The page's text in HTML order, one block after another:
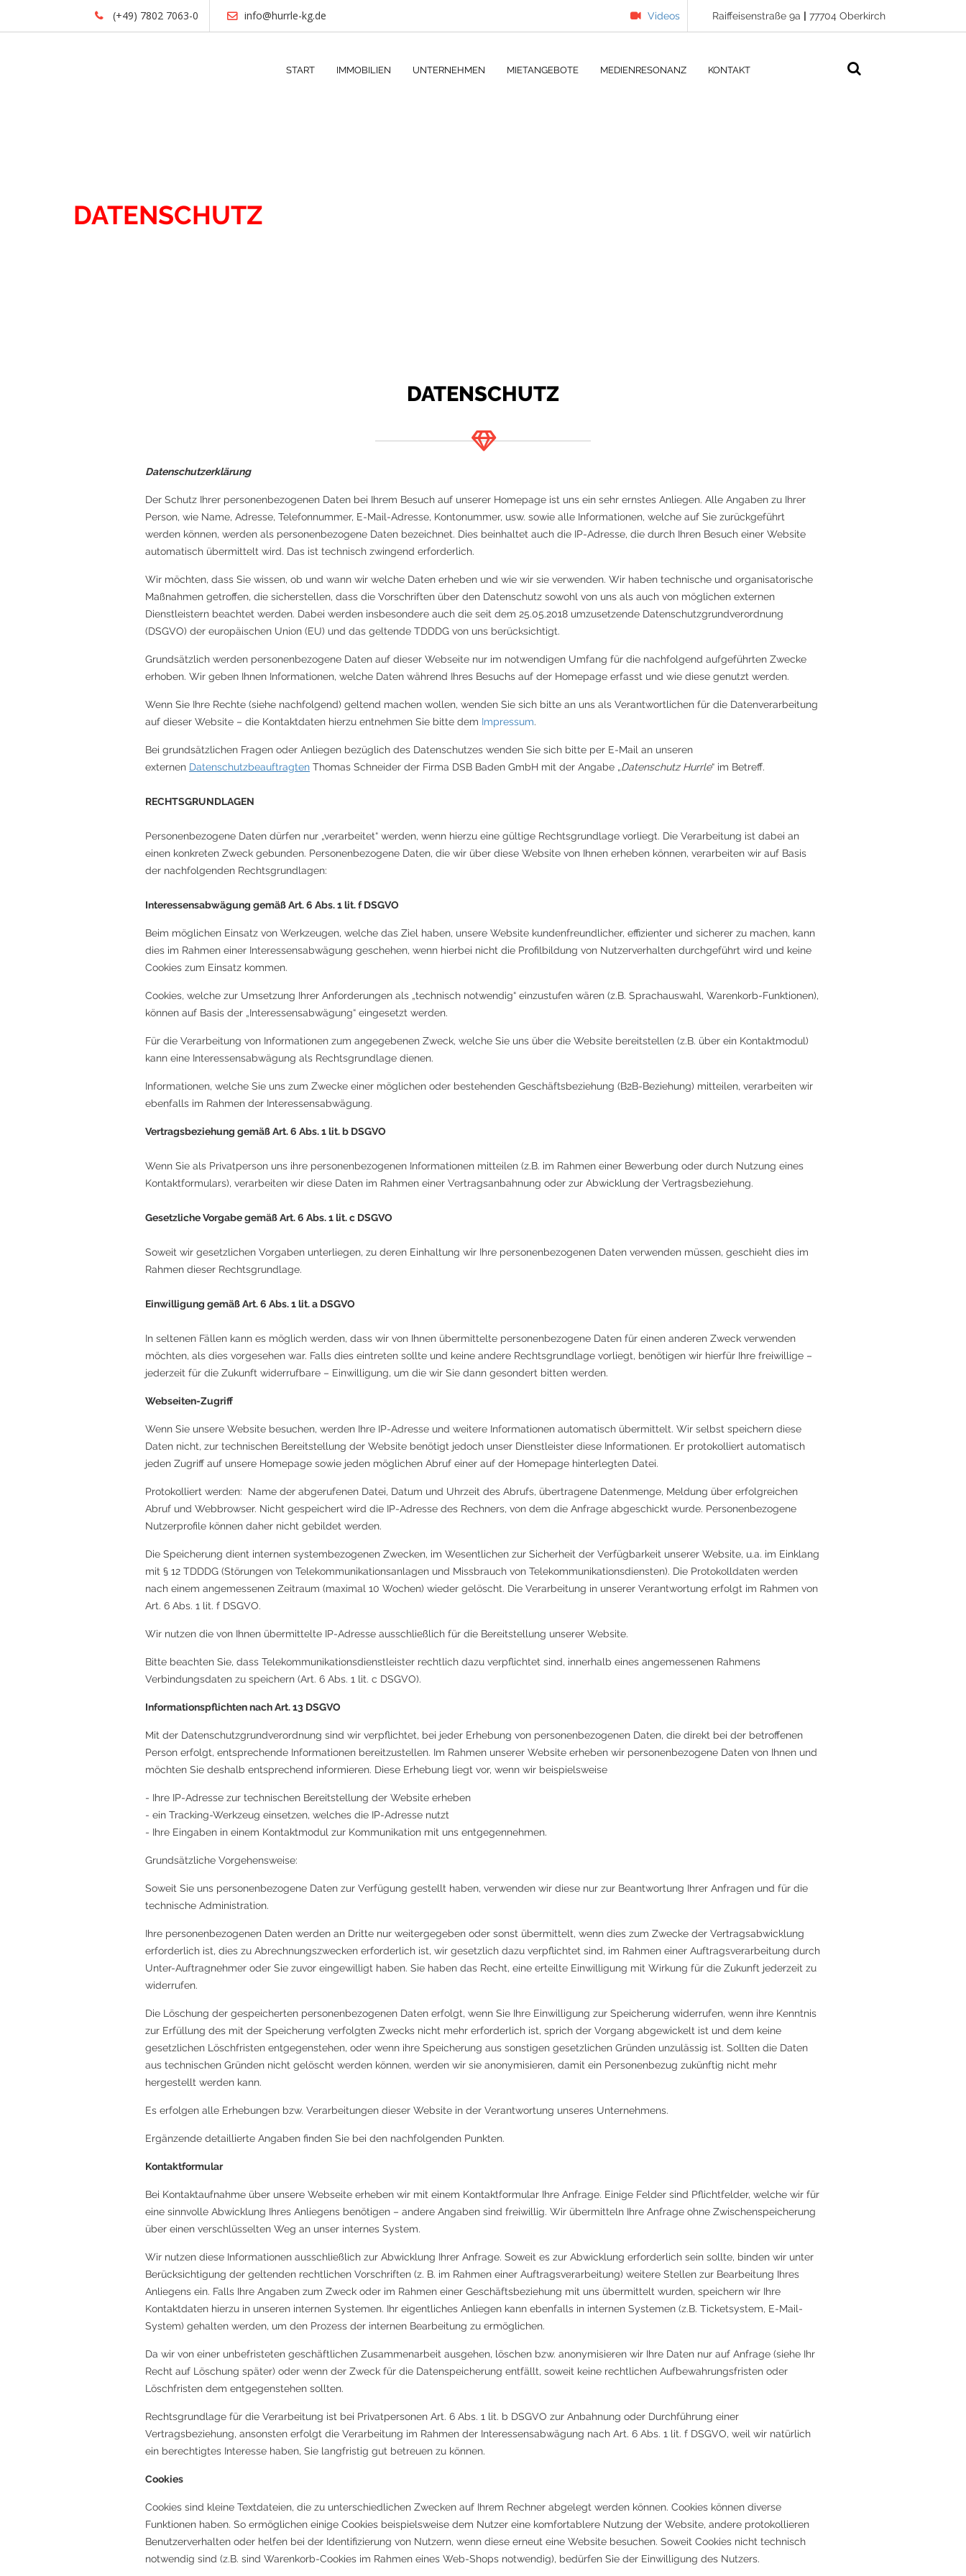
(+49) 7802 7063-0 info@hurrle-kg.de Videos Raiffeisenstraße 9a | 77704 Oberkirch
START IMMOBILIEN UNTERNEHMEN MIETANGEBOTE MEDIENRESONANZ KONTAKT
DATENSCHUTZ
DATENSCHUTZ
Datenschutzerklärung
Der Schutz Ihrer personenbezogenen Daten bei Ihrem Besuch auf unserer Homepage ist uns ein sehr ernstes Anliegen. Alle Angaben zu Ihrer
Person, wie Name, Adresse, Telefonnummer, E-Mail-Adresse, Kontonummer, usw. sowie alle Informationen, welche auf Sie zurückgeführt
werden können, werden als personenbezogene Daten bezeichnet. Dies beinhaltet auch die IP-Adresse, die durch Ihren Besuch einer Website
automatisch übermittelt wird. Das ist technisch zwingend erforderlich.
Wir möchten, dass Sie wissen, ob und wann wir welche Daten erheben und wie wir sie verwenden. Wir haben technische und organisatorische
Maßnahmen getroffen, die sicherstellen, dass die Vorschriften über den Datenschutz sowohl von uns als auch von möglichen externen
Dienstleistern beachtet werden. Dabei werden insbesondere auch die seit dem 25.05.2018 umzusetzende Datenschutzgrundverordnung
(DSGVO) der europäischen Union (EU) und das geltende TDDDG von uns berücksichtigt.
Grundsätzlich werden personenbezogene Daten auf dieser Webseite nur im notwendigen Umfang für die nachfolgend aufgeführten Zwecke
erhoben. Wir geben Ihnen Informationen, welche Daten während Ihres Besuchs auf der Homepage erfasst und wie diese genutzt werden.
Wenn Sie Ihre Rechte (siehe nachfolgend) geltend machen wollen, wenden Sie sich bitte an uns als Verantwortlichen für die Datenverarbeitung
auf dieser Website – die Kontaktdaten hierzu entnehmen Sie bitte dem Impressum.
Bei grundsätzlichen Fragen oder Anliegen bezüglich des Datenschutzes wenden Sie sich bitte per E-Mail an unseren
externen Datenschutzbeauftragten Thomas Schneider der Firma DSB Baden GmbH mit der Angabe „Datenschutz Hurrle“ im Betreff.
RECHTSGRUNDLAGEN
Personenbezogene Daten dürfen nur „verarbeitet“ werden, wenn hierzu eine gültige Rechtsgrundlage vorliegt. Die Verarbeitung ist dabei an
einen konkreten Zweck gebunden. Personenbezogene Daten, die wir über diese Website von Ihnen erheben können, verarbeiten wir auf Basis
der nachfolgenden Rechtsgrundlagen:
Interessensabwägung gemäß Art. 6 Abs. 1 lit. f DSGVO
Beim möglichen Einsatz von Werkzeugen, welche das Ziel haben, unsere Website kundenfreundlicher, effizienter und sicherer zu machen, kann
dies im Rahmen einer Interessensabwägung geschehen, wenn hierbei nicht die Profilbildung von Nutzerverhalten durchgeführt wird und keine
Cookies zum Einsatz kommen.
Cookies, welche zur Umsetzung Ihrer Anforderungen als „technisch notwendig“ einzustufen wären (z.B. Sprachauswahl, Warenkorb-Funktionen),
können auf Basis der „Interessensabwägung“ eingesetzt werden.
Für die Verarbeitung von Informationen zum angegebenen Zweck, welche Sie uns über die Website bereitstellen (z.B. über ein Kontaktmodul)
kann eine Interessensabwägung als Rechtsgrundlage dienen.
Informationen, welche Sie uns zum Zwecke einer möglichen oder bestehenden Geschäftsbeziehung (B2B-Beziehung) mitteilen, verarbeiten wir
ebenfalls im Rahmen der Interessensabwägung.
Vertragsbeziehung gemäß Art. 6 Abs. 1 lit. b DSGVO​
Wenn Sie als Privatperson uns ihre personenbezogenen Informationen mitteilen (z.B. im Rahmen einer Bewerbung oder durch Nutzung eines
Kontaktformulars), verarbeiten wir diese Daten im Rahmen einer Vertragsanbahnung oder zur Abwicklung der Vertragsbeziehung.
Gesetzliche Vorgabe gemäß Art. 6 Abs. 1 lit. c DSGVO​
Soweit wir gesetzlichen Vorgaben unterliegen, zu deren Einhaltung wir Ihre personenbezogenen Daten verwenden müssen, geschieht dies im
Rahmen dieser Rechtsgrundlage.
Einwilligung gemäß Art. 6 Abs. 1 lit. a DSGVO​
In seltenen Fällen kann es möglich werden, dass wir von Ihnen übermittelte personenbezogene Daten für einen anderen Zweck verwenden
möchten, als dies vorgesehen war. Falls dies eintreten sollte und keine andere Rechtsgrundlage vorliegt, benötigen wir hierfür Ihre freiwillige –
jederzeit für die Zukunft widerrufbare – Einwilligung, um die wir Sie dann gesondert bitten werden.
Webseiten-Zugriff
Wenn Sie unsere Website besuchen, werden Ihre IP-Adresse und weitere Informationen automatisch übermittelt. Wir selbst speichern diese
Daten nicht, zur technischen Bereitstellung der Website benötigt jedoch unser Dienstleister diese Informationen. Er protokolliert automatisch
jeden Zugriff auf unsere Homepage sowie jeden möglichen Abruf einer auf der Homepage hinterlegten Datei.
Protokolliert werden: Name der abgerufenen Datei, Datum und Uhrzeit des Abrufs, übertragene Datenmenge, Meldung über erfolgreichen
Abruf und Webbrowser. Nicht gespeichert wird die IP-Adresse des Rechners, von dem die Anfrage abgeschickt wurde. Personenbezogene
Nutzerprofile können daher nicht gebildet werden.
Die Speicherung dient internen systembezogenen Zwecken, im Wesentlichen zur Sicherheit der Verfügbarkeit unserer Website, u.a. im Einklang
mit § 12 TDDDG (Störungen von Telekommunikationsanlagen und Missbrauch von Telekommunikationsdiensten). Die Protokolldaten werden
nach einem angemessenen Zeitraum (maximal 10 Wochen) wieder gelöscht. Die Verarbeitung in unserer Verantwortung erfolgt im Rahmen von
Art. 6 Abs. 1 lit. f DSGVO.
Wir nutzen die von Ihnen übermittelte IP-Adresse ausschließlich für die Bereitstellung unserer Website.
Bitte beachten Sie, dass Telekommunikationsdienstleister rechtlich dazu verpflichtet sind, innerhalb eines angemessenen Rahmens
Verbindungsdaten zu speichern (Art. 6 Abs. 1 lit. c DSGVO).
Informationspflichten nach Art. 13 DSGVO
Mit der Datenschutzgrundverordnung sind wir verpflichtet, bei jeder Erhebung von personenbezogenen Daten, die direkt bei der betroffenen
Person erfolgt, entsprechende Informationen bereitzustellen. Im Rahmen unserer Website erheben wir personenbezogene Daten von Ihnen und
möchten Sie deshalb entsprechend informieren. Diese Erhebung liegt vor, wenn wir beispielsweise
- Ihre IP-Adresse zur technischen Bereitstellung der Website erheben
- ein Tracking-Werkzeug einsetzen, welches die IP-Adresse nutzt
- Ihre Eingaben in einem Kontaktmodul zur Kommunikation mit uns entgegennehmen.
Grundsätzliche Vorgehensweise:
Soweit Sie uns personenbezogene Daten zur Verfügung gestellt haben, verwenden wir diese nur zur Beantwortung Ihrer Anfragen und für die
technische Administration.
Ihre personenbezogenen Daten werden an Dritte nur weitergegeben oder sonst übermittelt, wenn dies zum Zwecke der Vertragsabwicklung
erforderlich ist, dies zu Abrechnungszwecken erforderlich ist, wir gesetzlich dazu verpflichtet sind, im Rahmen einer Auftragsverarbeitung durch
Unter-Auftragnehmer oder Sie zuvor eingewilligt haben. Sie haben das Recht, eine erteilte Einwilligung mit Wirkung für die Zukunft jederzeit zu
widerrufen.
Die Löschung der gespeicherten personenbezogenen Daten erfolgt, wenn Sie Ihre Einwilligung zur Speicherung widerrufen, wenn ihre Kenntnis
zur Erfüllung des mit der Speicherung verfolgten Zwecks nicht mehr erforderlich ist, sprich der Vorgang abgewickelt ist und dem keine
gesetzlichen Löschfristen entgegenstehen, oder wenn ihre Speicherung aus sonstigen gesetzlichen Gründen unzulässig ist. Sollten die Daten
aus technischen Gründen nicht gelöscht werden können, werden wir sie anonymisieren, damit ein Personenbezug zukünftig nicht mehr
hergestellt werden kann.
Es erfolgen alle Erhebungen bzw. Verarbeitungen dieser Website in der Verantwortung unseres Unternehmens.
Ergänzende detaillierte Angaben finden Sie bei den nachfolgenden Punkten.
Kontaktformular
Bei Kontaktaufnahme über unsere Webseite erheben wir mit einem Kontaktformular Ihre Anfrage. Einige Felder sind Pflichtfelder, welche wir für
eine sinnvolle Abwicklung Ihres Anliegens benötigen – andere Angaben sind freiwillig. Wir übermitteln Ihre Anfrage ohne Zwischenspeicherung
über einen verschlüsselten Weg an unser internes System.
Wir nutzen diese Informationen ausschließlich zur Abwicklung Ihrer Anfrage. Soweit es zur Abwicklung erforderlich sein sollte, binden wir unter
Berücksichtigung der geltenden rechtlichen Vorschriften (z. B. im Rahmen einer Auftragsverarbeitung) weitere Stellen zur Bearbeitung Ihres
Anliegens ein. Falls Ihre Angaben zum Zweck oder im Rahmen einer Geschäftsbeziehung mit uns übermittelt wurden, speichern wir Ihre
Kontaktdaten hierzu in unseren internen Systemen. Ihr eigentliches Anliegen kann ebenfalls in internen Systemen (z.B. Ticketsystem, E-Mail-
System) gehalten werden, um den Prozess der internen Bearbeitung zu ermöglichen.
Da wir von einer unbefristeten geschäftlichen Zusammenarbeit ausgehen, löschen bzw. anonymisieren wir Ihre Daten nur auf Anfrage (siehe Ihr
Recht auf Löschung später) oder wenn der Zweck für die Datenspeicherung entfällt, soweit keine rechtlichen Aufbewahrungsfristen oder
Löschfristen dem entgegenstehen sollten.
Rechtsgrundlage für die Verarbeitung ist bei Privatpersonen Art. 6 Abs. 1 lit. b DSGVO zur Anbahnung oder Durchführung einer
Vertragsbeziehung, ansonsten erfolgt die Verarbeitung im Rahmen der Interessensabwägung nach Art. 6 Abs. 1 lit. f DSGVO, weil wir natürlich
ein berechtigtes Interesse haben, Sie langfristig gut betreuen zu können.
Cookies
Cookies sind kleine Textdateien, die zu unterschiedlichen Zwecken auf Ihrem Rechner abgelegt werden können. Cookies können diverse
Funktionen haben. So ermöglichen einige Cookies beispielsweise dem Nutzer eine komfortablere Nutzung der Website, andere protokollieren
Benutzerverhalten oder helfen bei der Identifizierung von Nutzern, wenn diese erneut eine Website besuchen. Soweit Cookies nicht technisch
notwendig sind (z.B. sind Warenkorb-Cookies im Rahmen eines Web-Shops notwendig), bedürfen Sie der Einwilligung des Nutzers.